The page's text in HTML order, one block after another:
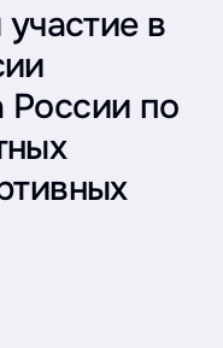
в
России по